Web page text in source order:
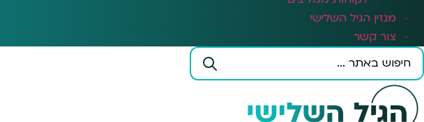
מגזין הגיל השלישי
צור קשר
Search